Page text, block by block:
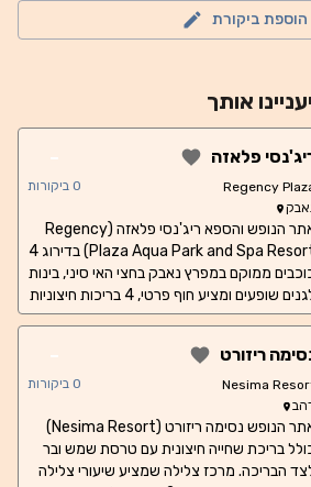
הוספת ביקורת
אותך
פלאזה
Regency
-
0 ביקורות
אתר הנופש והספא ריג'נסי פלאזה (Regency
Plaza Aqua Park and Spa Resort) בדירוג 4
ממוקם במפרץ נאבק בחצי האי סיני, בינות
לגנים שופעים ומציע חוף פרטי, 4 בריכות חיצוניות
ו-5 מסעדות המגישות מנות בינלאומיות. חדרי
חדר רחצה מפואר משיש ומכונת
קפה. חלקם כוללים נופים פנורמיים של הים
מטבח איטלקי אותנטי, בעוד שמסעדת Falafel
Oriental כוללת טרסה ומגישה מנות מצריות
עשירות. ניתן לסעוד בפנים או באוויר
ריזורט
Nesima
-
0 ביקורות
אתר הנופש נסימה ריזורט (Nesima Resort)
בריכת שחייה חיצונית עם טרסת שמש ובר
הבריכה. מרכז צלילה שמציע שיעורי צלילה